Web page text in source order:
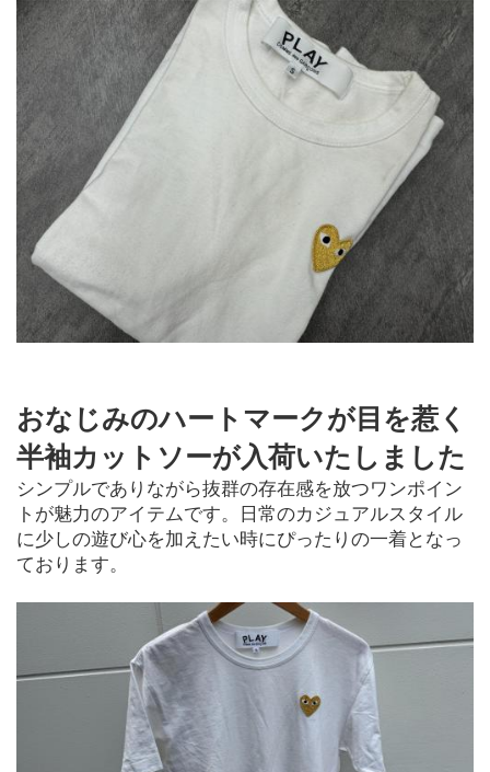
おなじみのハートマークが目を惹く
半袖カットソーが入荷いたしました
シンプルでありながら抜群の存在感を放つワンポイン
トが魅力のアイテムです。日常のカジュアルスタイル
に少しの遊び心を加えたい時にぴったりの一着となっ
ております。